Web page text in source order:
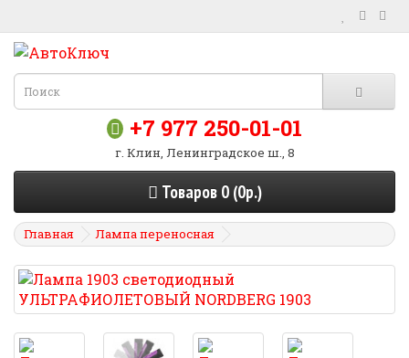
+7 977 250-01-01
г. Клин, Ленинградское ш., 8
Товаров 0 (0р.)
Главная Лампа переносная